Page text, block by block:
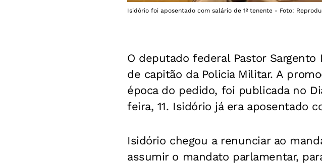
Isidório foi aposentado com salário de 1º tenente - Foto:
O deputado federal Pastor
de capitão da Policia Militar. A
época do pedido, foi publicada no
feira, 11. Isidório já era aposentado
Isidório chegou a renunciar ao
assumir o mandato parlamentar,